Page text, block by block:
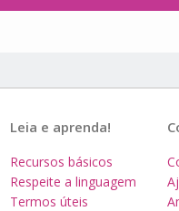
Leia e aprenda!
Recursos básicos
Respeite a linguagem
Termos úteis